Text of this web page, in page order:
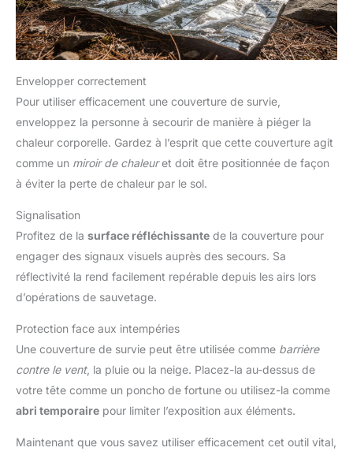
Envelopper correctement
Pour utiliser efficacement une couverture de survie,
enveloppez la personne à secourir de manière à piéger la
chaleur corporelle. Gardez à l’esprit que cette couverture agit
comme un miroir de chaleuret doit être positionnée de façon
à éviter la perte de chaleur par le sol.
Signalisation
Profitez de la surface réfléchissante de la couverture pour
engager des signaux visuels auprès des secours. Sa
réflectivité la rend facilement repérable depuis les airs lors
d’opérations de sauvetage.
Protection face aux intempéries
Une couverture de survie peut être utilisée comme barrière
contre le vent, la pluie ou la neige. Placez-la au-dessus de
votre tête comme un poncho de fortune ou utilisez-la comme
abri temporaire pour limiter l’exposition aux éléments.
Maintenant que vous savez utiliser efficacement cet outil vital,